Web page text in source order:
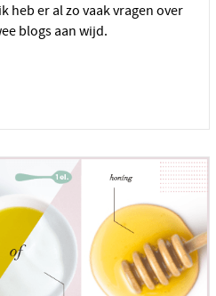
heb er al zo vaak vragen over
blogs aan wijd.